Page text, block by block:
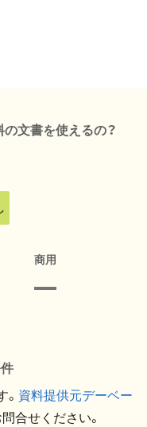
文書を使えるの？
商用
資料提供元デーベー
合せください。